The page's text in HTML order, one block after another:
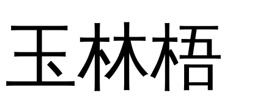
玉林梧